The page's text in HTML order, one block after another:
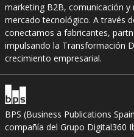
marketing B2B, comunicación y
mercado tecnológico. A través
conectamos a fabricantes,
impulsando la Transformación
crecimiento empresarial.
BPS (Business Publications
compañía del Grupo Digital360